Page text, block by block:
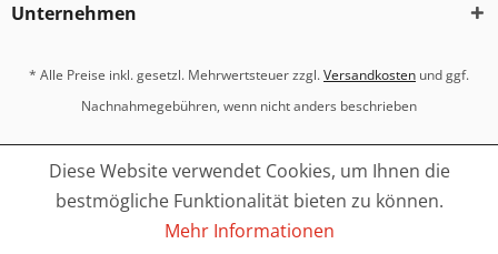
Unternehmen
* Alle Preise inkl. gesetzl. Mehrwertsteuer zzgl.Versandkosten und ggf.
Nachnahmegebühren, wenn nicht anders beschrieben
Diese Website verwendet Cookies, um Ihnen die
bestmögliche Funktionalität bieten zu können.
Mehr Informationen